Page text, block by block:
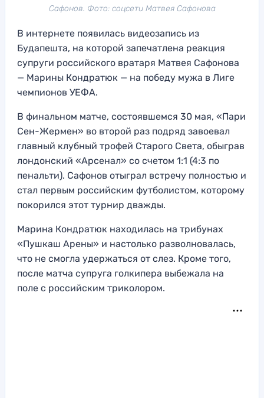
Сафонов. Фото: соцсети Матвея Сафонова
В интернете появилась видеозапись из
Будапешта, на которой запечатлена реакция
супруги российского вратаря Матвея Сафонова
— Марины Кондратюк — на победу мужа в Лиге
чемпионов УЕФА.
В финальном матче, состоявшемся 30 мая, «Пари
Сен-Жермен» во второй раз подряд завоевал
главный клубный трофей Старого Света, обыграв
лондонский «Арсенал» со счетом 1:1 (4:3 по
пенальти). Сафонов отыграл встречу полностью и
стал первым российским футболистом, которому
покорился этот турнир дважды.
Марина Кондратюк находилась на трибунах
«Пушкаш Арены» и настолько разволновалась,
что не смогла удержаться от слез. Кроме того,
после матча супруга голкипера выбежала на
поле с российским триколором.